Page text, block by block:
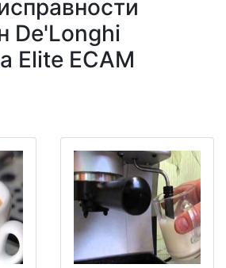
De'Longhi
Elite ECAM